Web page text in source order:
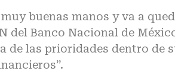
buenas manos y va a
del Banco Nacional de
de las prioridades dentro de